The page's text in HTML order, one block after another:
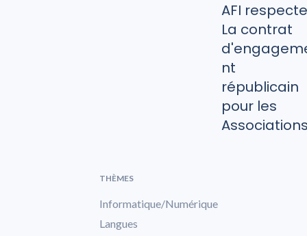
AFI
La contrat
nt
républicain
pour les
THÈMES
Informatique/Numérique
Langues